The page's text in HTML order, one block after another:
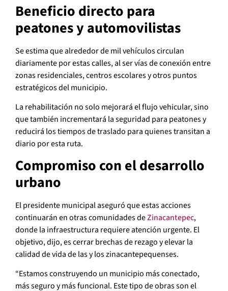
Beneficio directo para
peatones y automovilistas
Se estima que alrededor de mil vehículos circulan
diariamente por estas calles, al ser vías de conexión entre
zonas residenciales, centros escolares y otros puntos
estratégicos del municipio.
La rehabilitación no solo mejorará el flujo vehicular, sino
que también incrementará la seguridad para peatones y
reducirá los tiempos de traslado para quienes transitan a
diario por esta ruta.
Compromiso con el desarrollo
urbano
El presidente municipal aseguró que estas acciones
continuarán en otras comunidades deZinacantepec,
donde la infraestructura requiere atención urgente. El
objetivo, dijo, es cerrar brechas de rezago y elevar la
calidad de vida de las y los zinacantepequenses.
“Estamos construyendo un municipio más conectado,
más seguro y más funcional. Este tipo de obras son el